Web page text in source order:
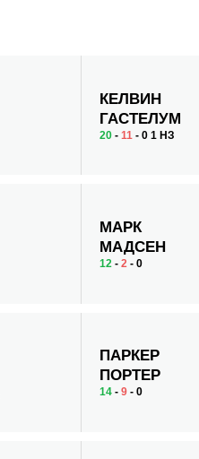
КЕЛВИН
ГАСТЕЛУМ
20 -11 - 0 1 НЗ
МАРК
МАДСЕН
12 -2 - 0
ПАРКЕР
ПОРТЕР
14 -9 - 0